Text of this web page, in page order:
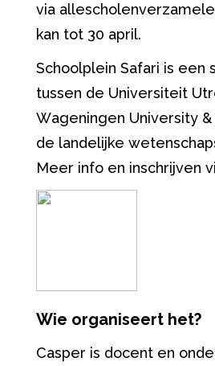
via
kan tot 30 april.
Schoolplein Safari is een
tussen de Universiteit
Wageningen University
de landelijke
Meer info en inschrijven
Wie organiseert het?
Casper is docent en